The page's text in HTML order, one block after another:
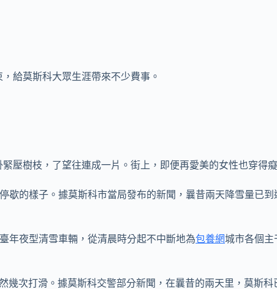
給莫斯科大眾生涯帶來不少費事。
壓樹枝，了望往連成一片。街上，即便再愛美的女性也穿得
歇的樣子。據莫斯科市當局發布的新聞，曩昔兩天降雪量已
年夜型清雪車輛，從清晨時分起不中斷地為包養網城市各個主
幾次打滑。據莫斯科交警部分新聞，在曩昔的兩天里，莫斯